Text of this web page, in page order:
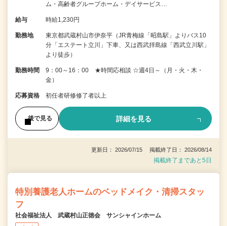
ム・高齢者グループホーム・デイサービス…
給与 時給1,230円
勤務地
東京都武蔵村山市伊奈平（JR青梅線「昭島駅」よりバス10
分「エステート立川」下車、又は西武拝島線「西武立川駅」
より徒歩）
勤務時間
9：00～16：00 ★時間応相談 ☆週4日～（月・火・木・
金）
応募資格 初任者研修修了者以上
後で見る 詳細を見る
更新日： 2026/07/15 掲載終了日： 2026/08/14
掲載終了まであと5日
特別養護老人ホームのベッドメイク・清掃スタッ
フ
社会福祉法人 武蔵村山正徳会 サンシャインホーム